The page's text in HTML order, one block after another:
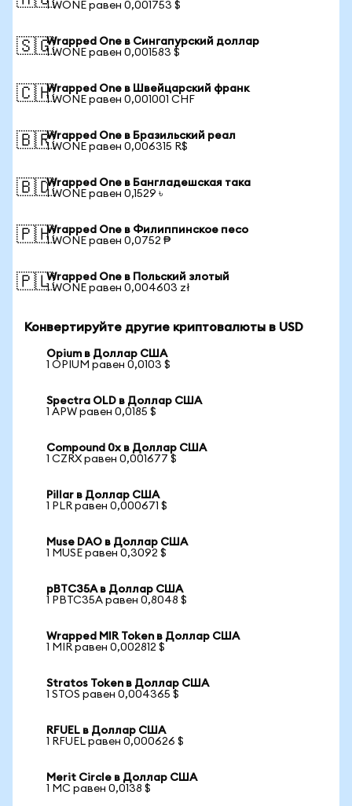
1 WONE равен 0,001753 $
🇸🇬Wrapped One в Сингапурский доллар
1 WONE равен 0,001583 $
🇨🇭Wrapped One в Швейцарский франк
1 WONE равен 0,001001 CHF
🇧🇷Wrapped One в Бразильский реал
1 WONE равен 0,006315 R$
🇧🇩Wrapped One в Бангладешская така
1 WONE равен 0,1529 ৳
🇵🇭Wrapped One в Филиппинское песо
1 WONE равен 0,0752 ₱
🇵🇱Wrapped One в Польский злотый
1 WONE равен 0,004603 zł
Конвертируйте другие криптовалюты в USD
Opium в Доллар США
1 OPIUM равен 0,0103 $
Spectra OLD в Доллар США
1 APW равен 0,0185 $
Compound 0x в Доллар США
1 CZRX равен 0,001677 $
Pillar в Доллар США
1 PLR равен 0,000671 $
Muse DAO в Доллар США
1 MUSE равен 0,3092 $
pBTC35A в Доллар США
1 PBTC35A равен 0,8048 $
Wrapped MIR Token в Доллар США
1 MIR равен 0,002812 $
Stratos Token в Доллар США
1 STOS равен 0,004365 $
RFUEL в Доллар США
1 RFUEL равен 0,000626 $
Merit Circle в Доллар США
1 MC равен 0,0138 $